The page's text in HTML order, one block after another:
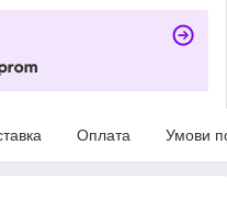
Оплата Умови